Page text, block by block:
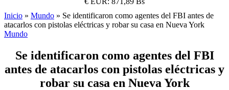
Inicio » Mundo » Se identificaron como agentes del FBI antes de
atacarlos con pistolas eléctricas y robar su casa en Nueva York
Mundo
Se identificaron como agentes del FBI
antes de atacarlos con pistolas eléctricas y
robar su casa en Nueva York